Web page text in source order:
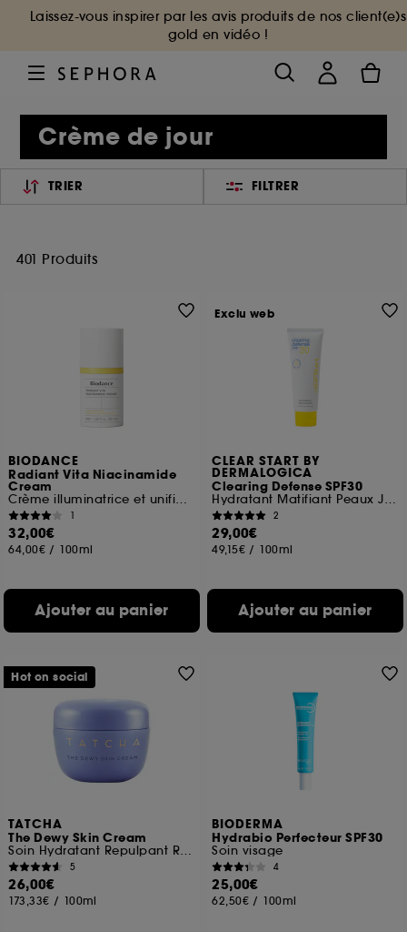
Laissez-vous inspirer par les avis produits de nos client(e)s
gold en vidéo !
Crème de jour
TRIER FILTRER
401 Produits
BIODANCE
Radiant Vita Niacinamide
Cream
Crème illuminatrice et unifiante
1
32,00€
64,00€ / 100ml
Ajouter au panier
CLEAR START BY
DERMALOGICA
Clearing Defense SPF30
Hydratant Matifiant Peaux Jeunes SPF30
2
29,00€
49,15€ / 100ml
Ajouter au panier
Exclu web
TATCHA
The Dewy Skin Cream
Soin Hydratant Repulpant Riche Format Voyage
5
26,00€
173,33€ / 100ml
Hot on social
BIODERMA
Hydrabio Perfecteur SPF30
Soin visage
4
25,00€
62,50€ / 100ml